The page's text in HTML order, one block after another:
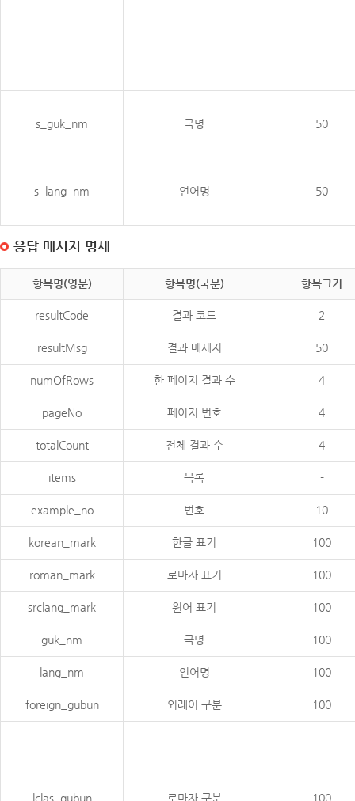
s_guk_nm 국명 50
s_lang_nm 언어명 50
응답 메시지 명세
항목명(영문) 항목명(국문) 항목크기
resultCode 결과 코드 2
resultMsg 결과 메세지 50
numOfRows 한 페이지 결과 수 4
pageNo 페이지 번호 4
totalCount 전체 결과 수 4
items 목록 -
example_no 번호 10
korean_mark 한글 표기 100
roman_mark 로마자 표기 100
srclang_mark 원어 표기 100
guk_nm 국명 100
lang_nm 언어명 100
foreign_gubun 외래어 구분 100
lclas_gubun 로마자 구분 100